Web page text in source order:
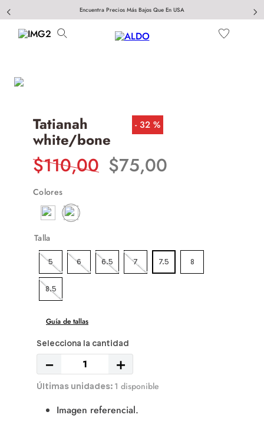
Encuentra Precios Más Bajos Que En USA
Tatianah
white/bone
32 %
$110,00 $75,00
Colores
Talla
5 6 6.5 7 7.5 8
8.5
Guía de tallas
＋
－
1 disponible
Imagen referencial.